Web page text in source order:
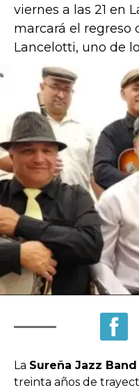
viernes a las 21 en
marcará el
Lancelotti, uno de
La Sureña Jazz Band
treinta años de